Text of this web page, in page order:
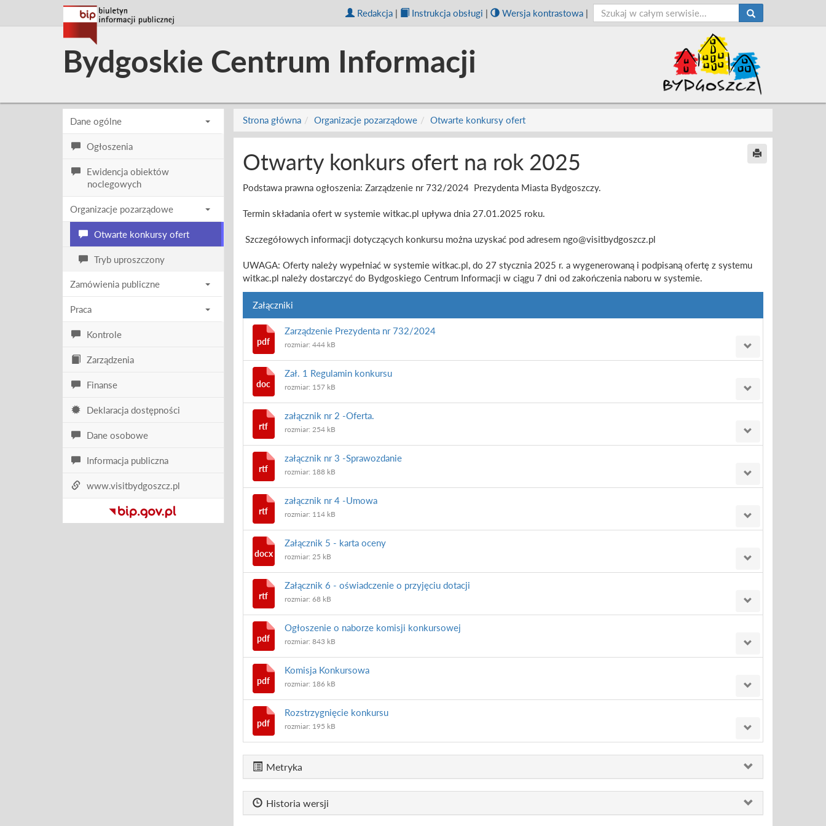
Redakcja| Instrukcja obsługi | Wersja kontrastowa|
Bydgoskie Centrum Informacji
Dane ogólne
Ogłoszenia
Ewidencja obiektów
noclegowych
Organizacje pozarządowe
Otwarte konkursy ofert
Tryb uproszczony
Zamówienia publiczne
Praca
Kontrole
Zarządzenia
Finanse
Deklaracja dostępności
Dane osobowe
Informacja publiczna
www.visitbydgoszcz.pl
Strona główna Organizacje pozarządowe Otwarte konkursy ofert
Otwarty konkurs ofert na rok 2025
Podstawa prawna ogłoszenia: Zarządzenie nr 732/2024 Prezydenta Miasta Bydgoszczy.
Termin składania ofert w systemie witkac.pl upływa dnia 27.01.2025 roku.
Szczegółowych informacji dotyczących konkursu można uzyskać pod adresem ngo@visitbydgoszcz.pl
UWAGA: Oferty należy wypełniać w systemie witkac.pl, do 27 stycznia 2025 r. a wygenerowaną i podpisaną ofertę z systemu
witkac.pl należy dostarczyć do Bydgoskiego Centrum Informacji w ciągu 7 dni od zakończenia naboru w systemie.
Załączniki
pdf
Zarządzenie Prezydenta nr 732/2024
rozmiar: 444 kB
doc
Zał. 1 Regulamin konkursu
rozmiar: 157 kB
rtf
załącznik nr 2 -Oferta.
rozmiar: 254 kB
rtf
załącznik nr 3 -Sprawozdanie
rozmiar: 188 kB
rtf
załącznik nr 4 -Umowa
rozmiar: 114 kB
docx
Załącznik 5 - karta oceny
rozmiar: 25 kB
rtf
Załącznik 6 - oświadczenie o przyjęciu dotacji
rozmiar: 68 kB
pdf
Ogłoszenie o naborze komisji konkursowej
rozmiar: 843 kB
pdf
Komisja Konkursowa
rozmiar: 186 kB
pdf
Rozstrzygnięcie konkursu
rozmiar: 195 kB
Metryka
Historia wersji